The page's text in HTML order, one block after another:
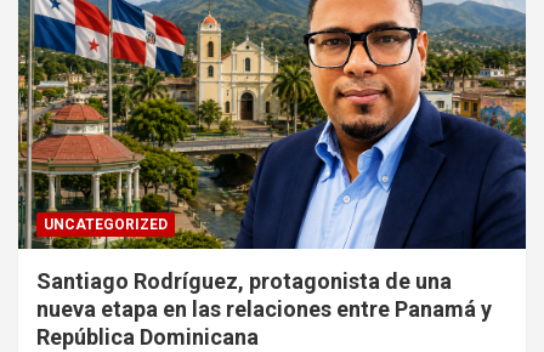
UNCATEGORIZED
Santiago Rodríguez, protagonista de una
nueva etapa en las relaciones entre Panamá y
República Dominicana